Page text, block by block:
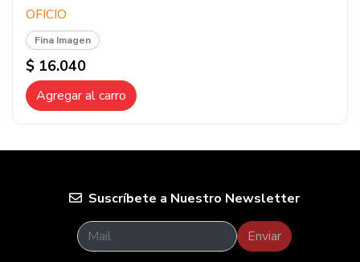
OFICIO
Fina Imagen
$ 16.040
Agregar al carro
Suscríbete a Nuestro Newsletter
Enviar